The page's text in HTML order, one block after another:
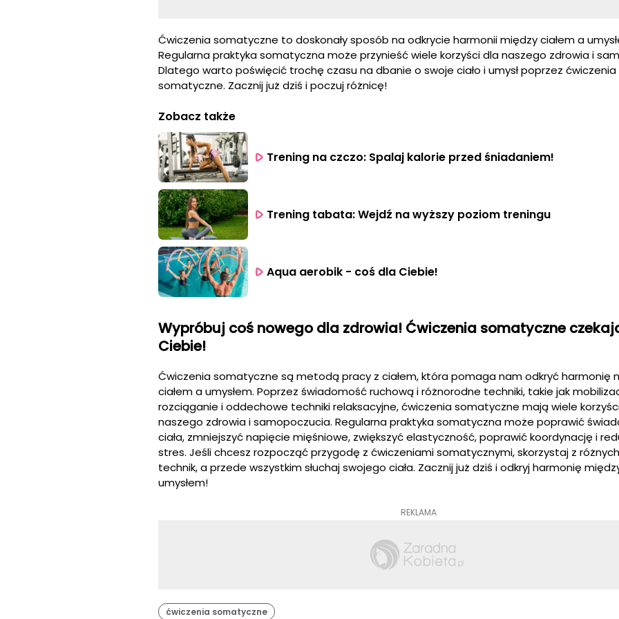
Ćwiczenia somatyczne to doskonały sposób na odkrycie harmonii między ciałem a
Regularna praktyka somatyczna może przynieść wiele korzyści dla naszego zdrowia i
Dlatego warto poświęcić trochę czasu na dbanie o swoje ciało i umysł poprzez ćwiczenia
somatyczne. Zacznij już dziś i poczuj różnicę!
Zobacz także
Trening na czczo: Spalaj kalorie przed śniadaniem!
Trening tabata: Wejdź na wyższy poziom treningu
Aqua aerobik - coś dla Ciebie!
Wypróbuj coś nowego dla zdrowia! Ćwiczenia somatyczne
Ciebie!
Ćwiczenia somatyczne są metodą pracy z ciałem, która pomaga nam odkryć harmonię
ciałem a umysłem. Poprzez świadomość ruchową i różnorodne techniki, takie jak
rozciąganie i oddechowe techniki relaksacyjne, ćwiczenia somatyczne mają wiele
naszego zdrowia i samopoczucia. Regularna praktyka somatyczna może poprawić
ciała, zmniejszyć napięcie mięśniowe, zwiększyć elastyczność, poprawić koordynację i
stres. Jeśli chcesz rozpocząć przygodę z ćwiczeniami somatycznymi, skorzystaj z
technik, a przede wszystkim słuchaj swojego ciała. Zacznij już dziś i odkryj harmonię
umysłem!
REKLAMA
ćwiczenia somatyczne